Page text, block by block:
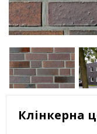
Клінкерна